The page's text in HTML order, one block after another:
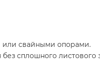
свайными опорами.
сплошного листового